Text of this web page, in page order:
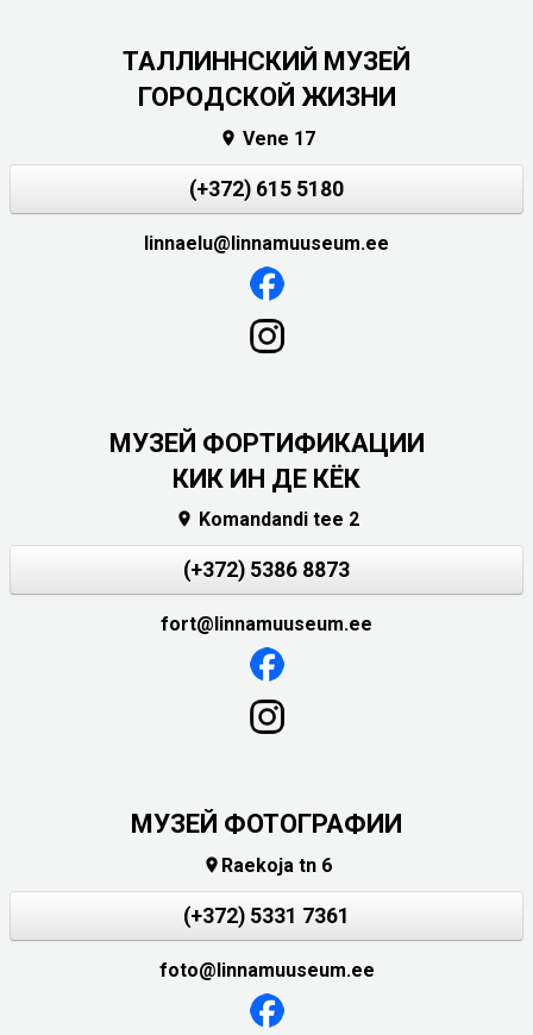
ТАЛЛИННСКИЙ МУЗЕЙ
ГОРОДСКОЙ ЖИЗНИ
 Vene 17
(+372) 615 5180
linnaelu@linnamuuseum.ee
МУЗЕЙ ФОРТИФИКАЦИИ
КИК ИН ДЕ КЁК
 Komandandi tee 2
(+372) 5386 8873
fort@linnamuuseum.ee
МУЗЕЙ ФОТОГРАФИИ
 Raekoja tn 6
(+372) 5331 7361
foto@linnamuuseum.ee